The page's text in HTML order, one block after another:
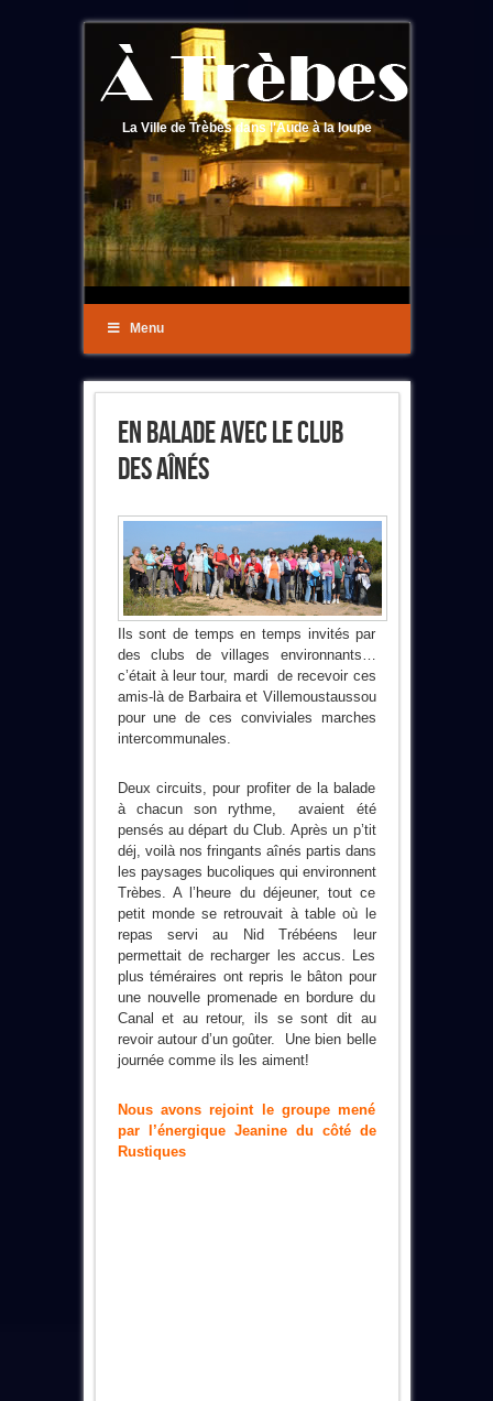
La Ville de Trèbes dans l'Aude à la loupe
Menu
En Balade Avec Le Club
Des Aînés
Ils sont de temps en temps invités par
des clubs de villages environnants…
c’était à leur tour, mardi de recevoir ces
amis-là de Barbaira et Villemoustaussou
pour une de ces conviviales marches
intercommunales.
Deux circuits, pour profiter de la balade
à chacun son rythme, avaient été
pensés au départ du Club. Après un p’tit
déj, voilà nos fringants aînés partis dans
les paysages bucoliques qui environnent
Trèbes. A l’heure du déjeuner, tout ce
petit monde se retrouvait à table où le
repas servi au Nid Trébéens leur
permettait de recharger les accus. Les
plus téméraires ont repris le bâton pour
une nouvelle promenade en bordure du
Canal et au retour, ils se sont dit au
revoir autour d’un goûter. Une bien belle
journée comme ils les aiment!
Nous avons rejoint le groupe mené
par l’énergique Jeanine du côté de
Rustiques